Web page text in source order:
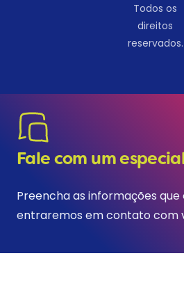
Todos os
direitos
reservados.
Fale com um
Preencha as informações
entraremos em contato com